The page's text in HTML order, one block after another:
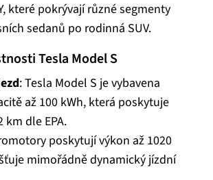
které pokrývají různé segmenty
sedanů po rodinná SUV.
Tesla Model S
: Tesla Model S je vybavena
až 100 kWh, která poskytuje
km dle EPA.
poskytují výkon až 1020
mimořádně dynamický jízdní